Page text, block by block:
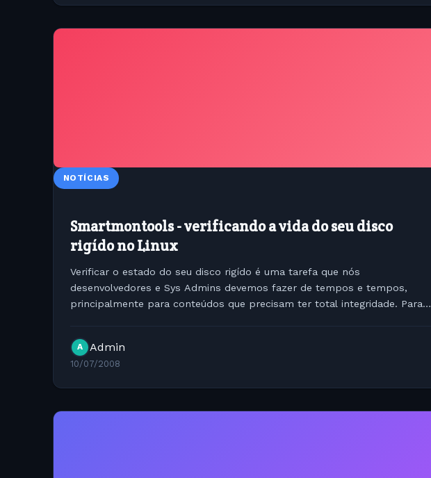
NOTÍCIAS
Smartmontools - verificando a vida do seu disco
rigído no Linux
Verificar o estado do seu disco rigído é uma tarefa que nós
desenvolvedores e Sys Admins devemos fazer de tempos e tempos,
principalmente para conteúdos que precisam ter total integridade. Para
A Admin
10/07/2008